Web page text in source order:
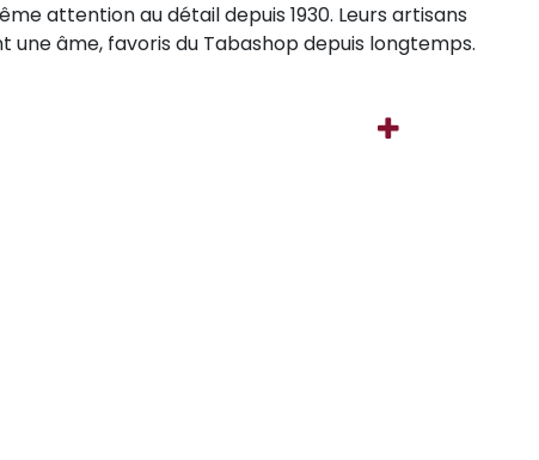
attention au détail depuis 1930. Leurs artisans
âme, favoris du Tabashop depuis longtemps.